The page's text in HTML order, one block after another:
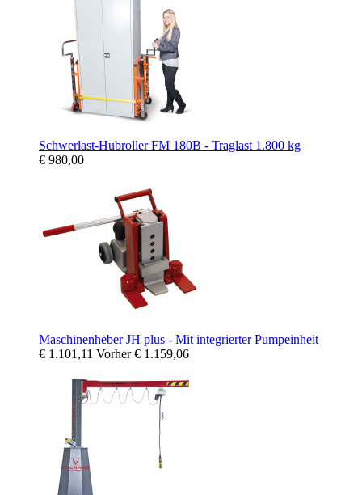
Schwerlast-Hubroller FM 180B - Traglast 1.800 kg
€ 980,00
Maschinenheber JH plus - Mit integrierter Pumpeinheit
€ 1.101,11 Vorher€ 1.159,06